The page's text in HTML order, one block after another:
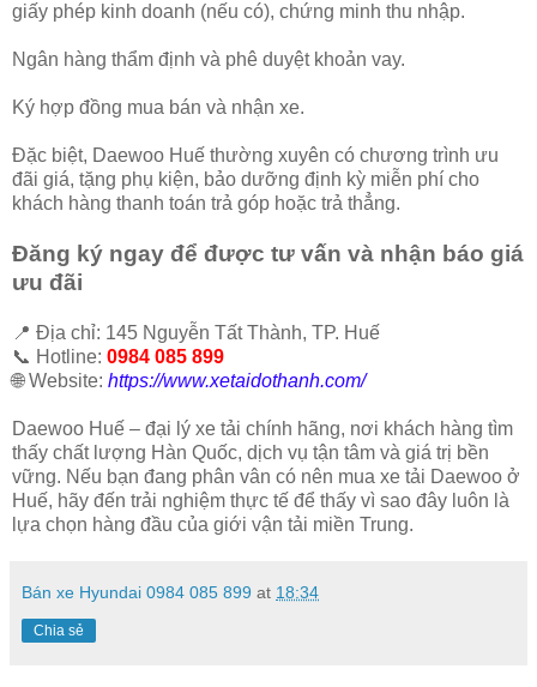
giấy phép kinh doanh (nếu có), chứng minh thu nhập.
Ngân hàng thẩm định và phê duyệt khoản vay.
Ký hợp đồng mua bán và nhận xe.
Đặc biệt, Daewoo Huế thường xuyên có chương trình ưu
đãi giá, tặng phụ kiện, bảo dưỡng định kỳ miễn phí cho
khách hàng thanh toán trả góp hoặc trả thẳng.
Đăng ký ngay để được tư vấn và nhận báo giá
ưu đãi
📍 Địa chỉ: 145 Nguyễn Tất Thành, TP. Huế
📞 Hotline: 0984 085 899
🌐 Website: https://www.xetaidothanh.com/
Daewoo Huế – đại lý xe tải chính hãng, nơi khách hàng tìm
thấy chất lượng Hàn Quốc, dịch vụ tận tâm và giá trị bền
vững. Nếu bạn đang phân vân có nên mua xe tải Daewoo ở
Huế, hãy đến trải nghiệm thực tế để thấy vì sao đây luôn là
lựa chọn hàng đầu của giới vận tải miền Trung.
Bán xe Hyundai 0984 085 899 at 18:34
Chia sẻ